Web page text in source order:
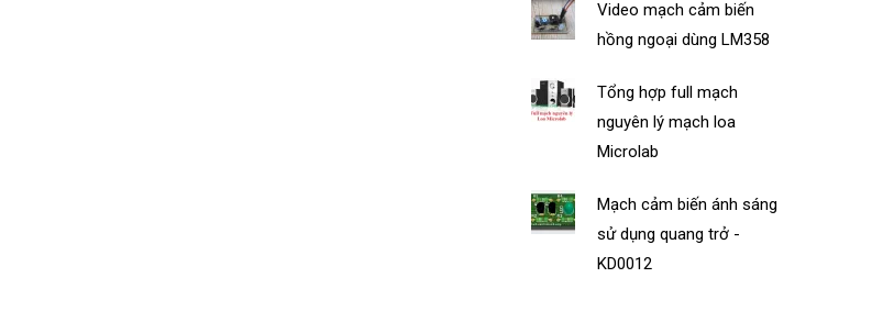
Video mạch cảm biến
hồng ngoại dùng LM358
Tổng hợp full mạch
nguyên lý mạch loa
Microlab
Mạch cảm biến ánh sáng
sử dụng quang trở -
KD0012